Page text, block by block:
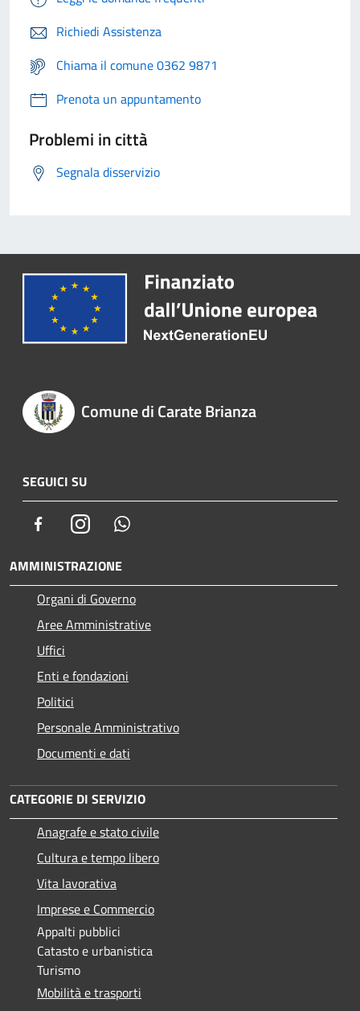
Richiedi Assistenza
Chiama il comune 0362 9871
Prenota un appuntamento
Problemi in città
Segnala disservizio
Comune di Carate Brianza
SEGUICI SU
FacebookInstagram
AMMINISTRAZIONE
Organi di Governo
Aree Amministrative
Uffici
Enti e fondazioni
Politici
Personale Amministrativo
Documenti e dati
CATEGORIE DI SERVIZIO
Anagrafe e stato civile
Cultura e tempo libero
Vita lavorativa
Imprese e Commercio
Appalti pubblici
Catasto e urbanistica
Turismo
Mobilità e trasporti